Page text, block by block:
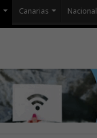
Canarias Nacional